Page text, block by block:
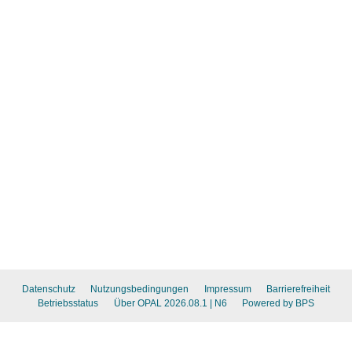
Datenschutz Nutzungsbedingungen Impressum
Barrierefreiheit
Betriebsstatus
Über OPAL 2026.08.1 | N6 Powered by BPS